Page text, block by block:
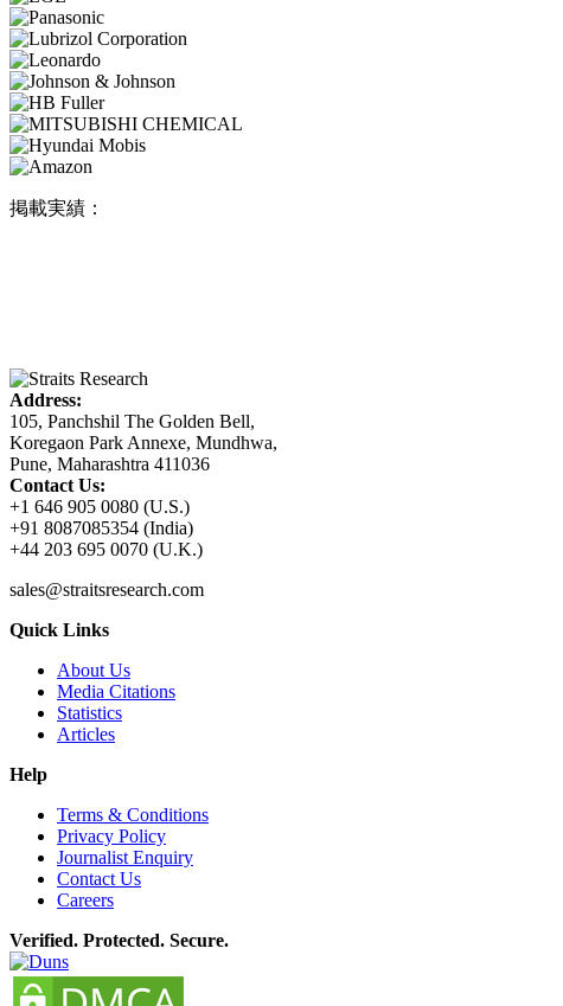
掲載実績：
Address:
105, Panchshil The Golden Bell,
Koregaon Park Annexe, Mundhwa,
Pune, Maharashtra 411036
Contact Us:
+1 646 905 0080 (U.S.)
+91 8087085354 (India)
+44 203 695 0070 (U.K.)
sales@straitsresearch.com
Quick Links
About Us
Media Citations
Statistics
Articles
Help
Terms & Conditions
Privacy Policy
Journalist Enquiry
Contact Us
Careers
Verified. Protected. Secure.